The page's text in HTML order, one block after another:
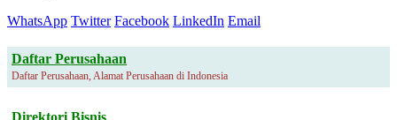
WhatsApp Twitter Facebook LinkedIn Email
Daftar Perusahaan
Daftar Perusahaan, Alamat Perusahaan di Indonesia
Direktori Bisnis